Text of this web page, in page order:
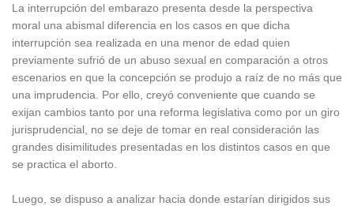
La interrupción del embarazo presenta desde la perspectiva
moral una abismal diferencia en los casos en que dicha
interrupción sea realizada en una menor de edad quien
previamente sufrió de un abuso sexual en comparación a otros
escenarios en que la concepción se produjo a raíz de no más que
una imprudencia. Por ello, creyó conveniente que cuando se
exijan cambios tanto por una reforma legislativa como por un giro
jurisprudencial, no se deje de tomar en real consideración las
grandes disimilitudes presentadas en los distintos casos en que
se practica el aborto.
Luego, se dispuso a analizar hacia donde estarían dirigidos sus